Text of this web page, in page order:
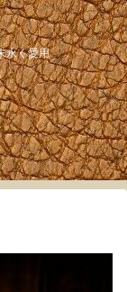
永く愛用